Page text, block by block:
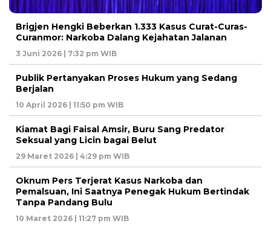
Brigjen Hengki Beberkan 1.333 Kasus Curat-Curas-
Curanmor: Narkoba Dalang Kejahatan Jalanan
3 Juni 2026 | 7:32 pm WIB
Publik Pertanyakan Proses Hukum yang Sedang
Berjalan
10 April 2026 | 11:50 pm WIB
Kiamat Bagi Faisal Amsir, Buru Sang Predator
Seksual yang Licin bagai Belut
29 Maret 2026 | 4:29 pm WIB
Oknum Pers Terjerat Kasus Narkoba dan
Pemalsuan, Ini Saatnya Penegak Hukum Bertindak
Tanpa Pandang Bulu
10 Maret 2026 | 11:27 pm WIB